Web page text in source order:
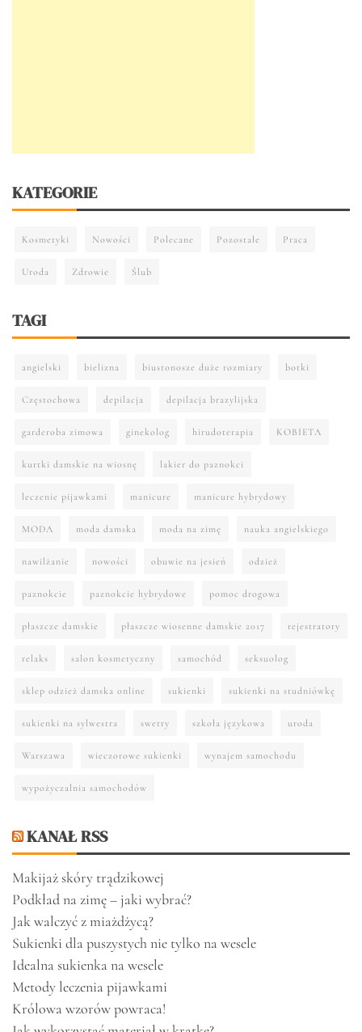
KATEGORIE
Kosmetyki Nowości Polecane Pozostałe Praca
Uroda Zdrowie Ślub
TAGI
angielski bielizna biustonosze duże rozmiary botki
Częstochowa depilacja depilacja brazylijska
garderoba zimowa ginekolog hirudoterapia KOBIETA
kurtki damskie na wiosnę lakier do paznokci
leczenie pijawkami manicure manicure hybrydowy
MODA moda damska moda na zimę nauka angielskiego
nawilżanie nowości obuwie na jesień odzież
paznokcie paznokcie hybrydowe pomoc drogowa
płaszcze damskie płaszcze wiosenne damskie 2017 rejestratory
relaks salon kosmetyczny samochód seksuolog
sklep odzież damska online sukienki sukienki na studniówkę
sukienki na sylwestra swetry szkoła językowa uroda
Warszawa wieczorowe sukienki wynajem samochodu
wypożyczalnia samochodów
KANAŁ RSS
Makijaż skóry trądzikowej
Podkład na zimę – jaki wybrać?
Jak walczyć z miażdżycą?
Sukienki dla puszystych nie tylko na wesele
Idealna sukienka na wesele
Metody leczenia pijawkami
Królowa wzorów powraca!